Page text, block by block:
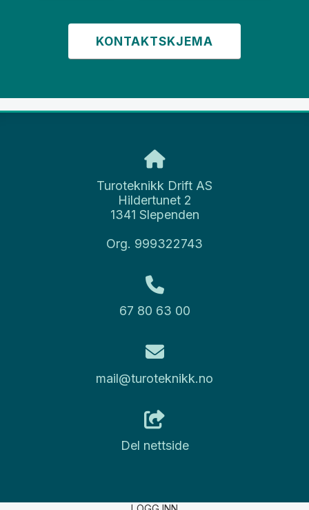
KONTAKTSKJEMA
Turoteknikk Drift AS
Hildertunet 2
1341 Slependen
Org. 999322743
67 80 63 00
mail@turoteknikk.no
Del nettside